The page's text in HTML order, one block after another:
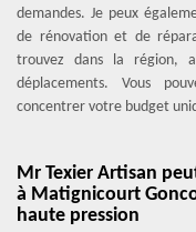
demandes. Je peux
de rénovation et de
trouvez dans la région,
déplacements. Vous
concentrer votre budget
Mr Texier Artisan
à Matignicourt
haute pression